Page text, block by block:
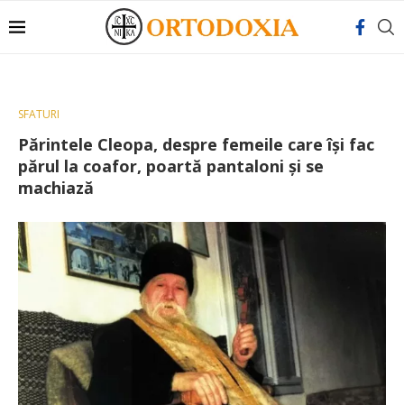
SFATURI
Părintele Cleopa, despre femeile care își fac
părul la coafor, poartă pantaloni și se
machiază